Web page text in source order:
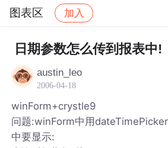
图表区 加入
社区 图表区 帖子详情
日期参数怎么传到报表中!
austin_leo
2006-04-18
winForm+crystle9
问题:winForm中用
中要显示: